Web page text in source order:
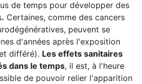
de temps pour développer des
. Certaines, comme des cancers
peuvent se
d'années après l'exposition
différé). Les effets sanitaires
dans le temps, il est, à l'heure
de pouvoir relier l'apparition